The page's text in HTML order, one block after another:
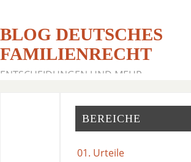
BLOG DEUTSCHES
FAMILIENRECHT
ENTSCHEIDUNGEN UND MEHR
BEREICHE
01. Urteile